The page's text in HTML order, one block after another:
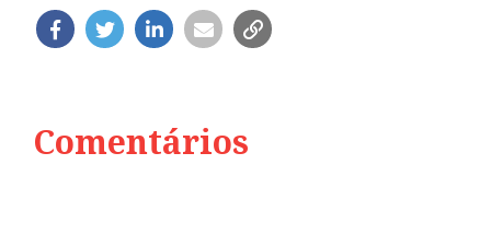
Comentários